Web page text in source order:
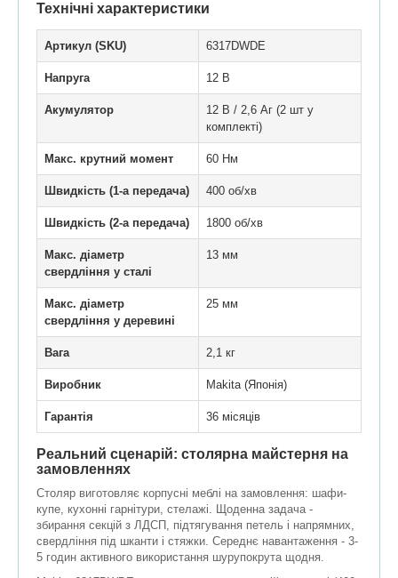
Технічні характеристики
Артикул (SKU) 6317DWDE
Напруга 12 В
Акумулятор
12 В / 2,6 Аг (2 шт у
комплекті)
Макс. крутний момент 60 Нм
Швидкість (1-а передача) 400 об/хв
Швидкість (2-а передача) 1800 об/хв
Макс. діаметр
свердління у сталі
13 мм
Макс. діаметр
свердління у деревині
25 мм
Вага 2,1 кг
Виробник Makita (Японія)
Гарантія 36 місяців
Реальний сценарій: столярна майстерня на
замовленнях
Столяр виготовляє корпусні меблі на замовлення: шафи-
купе, кухонні гарнітури, стелажі. Щоденна задача -
збирання секцій з ЛДСП, підтягування петель і напрямних,
свердління під шканти і стяжки. Середнє навантаження - 3-
5 годин активного використання шурупокрута щодня.